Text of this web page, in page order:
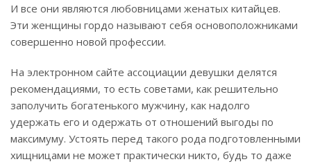
И все они являются любовницами женатых китайцев.
Эти женщины гордо называют себя основоположниками
совершенно новой профессии.
На электронном сайте ассоциации девушки делятся
рекомендациями, то есть советами, как решительно
заполучить богатенького мужчину, как надолго
удержать его и одержать от отношений выгоды по
максимуму. Устоять перед такого рода подготовленными
хищницами не может практически никто, будь то даже